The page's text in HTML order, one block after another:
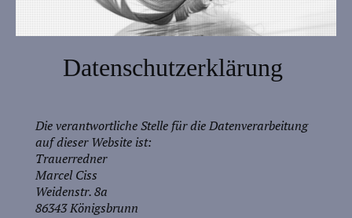
Datenschutzerklärung
Die verantwortliche Stelle für die Datenverarbeitung
auf dieser Website ist:
Trauerredner
Marcel Ciss
Weidenstr. 8a
86343 Königsbrunn